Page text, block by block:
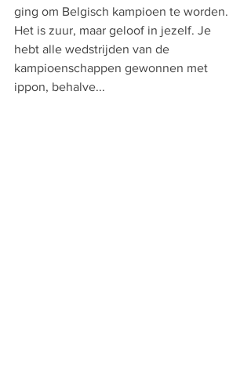
ging om Belgisch kampioen te worden.
Het is zuur, maar geloof in jezelf. Je
hebt alle wedstrijden van de
kampioenschappen gewonnen met
ippon, behalve...